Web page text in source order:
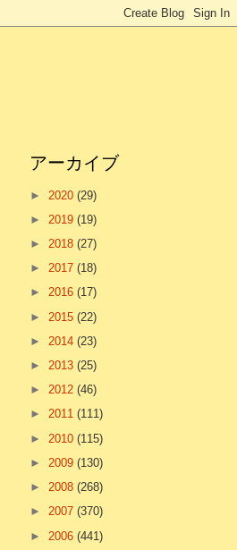
アーカイブ
► 2020 (29)
► 2019 (19)
► 2018 (27)
► 2017 (18)
► 2016 (17)
► 2015 (22)
► 2014 (23)
► 2013 (25)
► 2012 (46)
► 2011 (111)
► 2010 (115)
► 2009 (130)
► 2008 (268)
► 2007 (370)
► 2006 (441)